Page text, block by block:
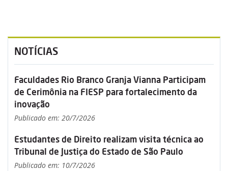
NOTÍCIAS
Faculdades Rio Branco Granja Vianna Participam
de Cerimônia na FIESP para fortalecimento da
inovação
Publicado em: 20/7/2026
Estudantes de Direito realizam visita técnica ao
Tribunal de Justiça do Estado de São Paulo
Publicado em: 10/7/2026